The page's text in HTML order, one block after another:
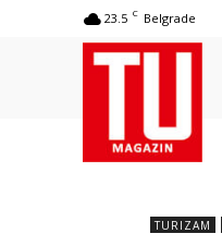
23.5 C Belgrade
TURIZAM